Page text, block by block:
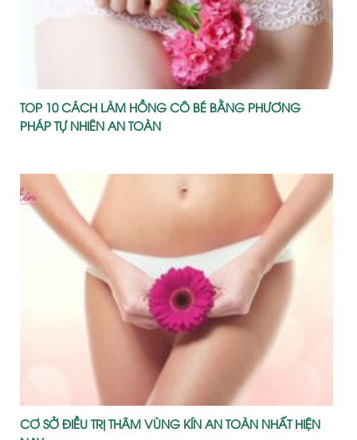
TOP 10 CÁCH LÀM HỒNG CÔ BÉ BẰNG PHƯƠNG
PHÁP TỰ NHIÊN AN TOÀN
CƠ SỞ ĐIỀU TRỊ THÂM VÙNG KÍN AN TOÀN NHẤT HIỆN